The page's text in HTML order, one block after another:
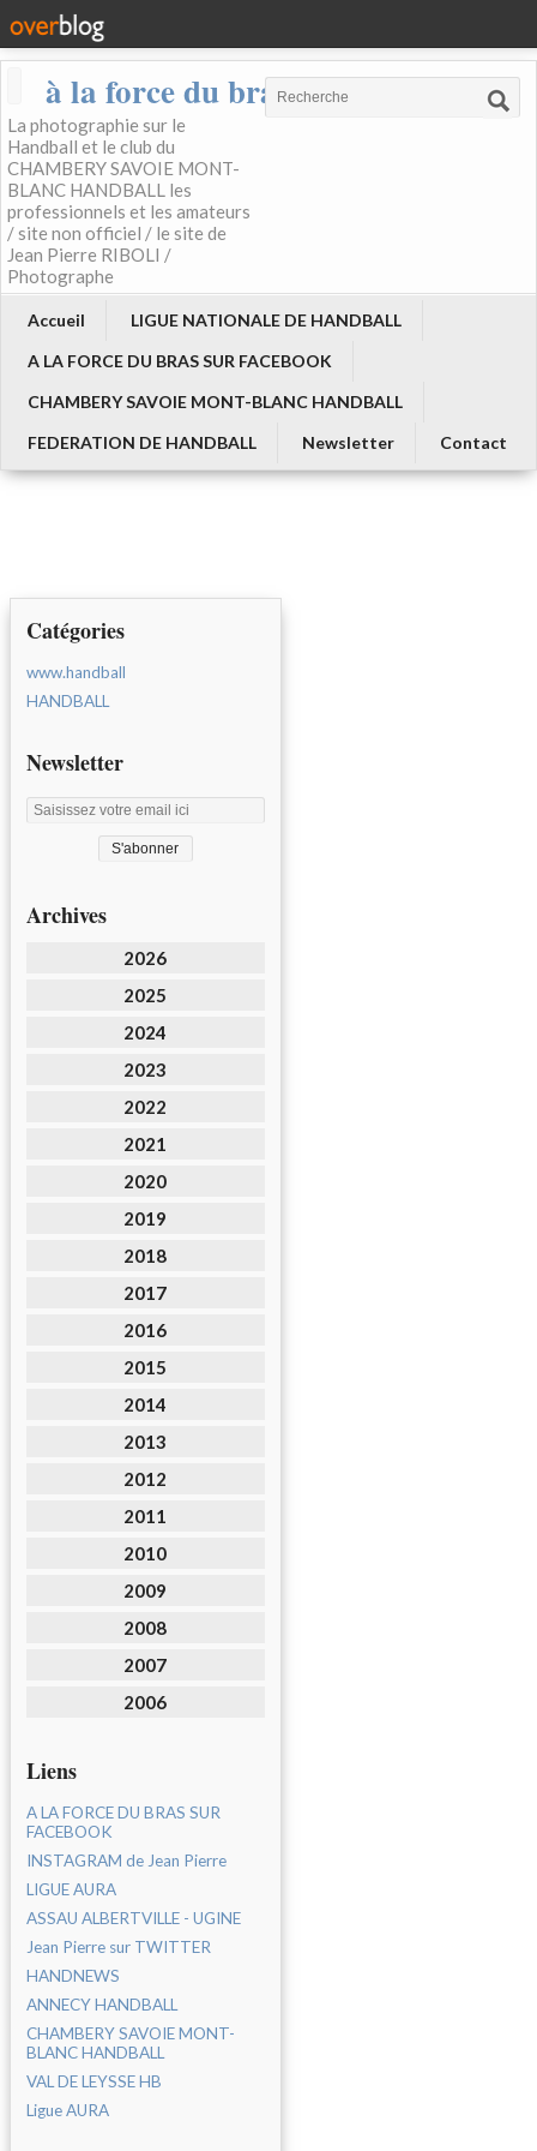
à la force du bras
La photographie sur le
Handball et le club du
CHAMBERY SAVOIE MONT-
BLANC HANDBALL les
professionnels et les amateurs
/ site non officiel / le site de
Jean Pierre RIBOLI /
Photographe
Accueil
LIGUE NATIONALE DE HANDBALL
A LA FORCE DU BRAS SUR FACEBOOK
CHAMBERY SAVOIE MONT-BLANC HANDBALL
FEDERATION DE HANDBALL
Newsletter Contact
Catégories
www.handball
HANDBALL
Newsletter
Archives
2026
2025
2024
2023
2022
2021
2020
2019
2018
2017
2016
2015
2014
2013
2012
2011
2010
2009
2008
2007
2006
Liens
A LA FORCE DU BRAS SUR
FACEBOOK
INSTAGRAM de Jean Pierre
LIGUE AURA
ASSAU ALBERTVILLE - UGINE
Jean Pierre sur TWITTER
HANDNEWS
ANNECY HANDBALL
CHAMBERY SAVOIE MONT-
BLANC HANDBALL
VAL DE LEYSSE HB
Ligue AURA